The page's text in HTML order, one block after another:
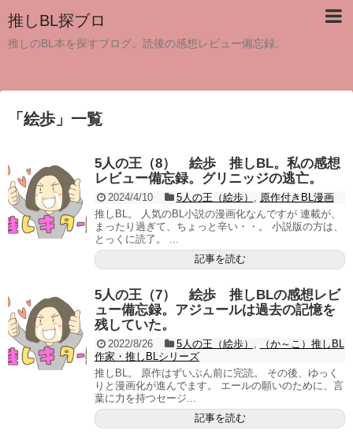
推しBL探ブロ
推しのBL本を探すブログ。読後の感想レビュー備忘録。
「 絵歩 」 一覧
5人の王（8） 絵歩 推しBL。私の感想
レビュー備忘録。グリニッジの逃亡。
2024/4/10 5人の王（絵歩）
原作付きBL漫画
推しBL。 人気のBL小説の漫画化なんですが 連載が、
まったり過ぎて、ちょっと辛い・・。 小説版の方は、
とっくに読了。 ...
記事を読む
5人の王（7） 絵歩 推しBLの感想レビ
ュー備忘録。アジュールは過去の記憶を
残していた。
2022/8/26 5人の王（絵歩）
（か～こ）推しBL
作家・推しBLシリーズ
推しBL。 原作はずいぶん前に完読。 その後、ゆっく
りと漫画化が進んでます。 エールの願いのために、言
葉に力を持つセージ...
記事を読む